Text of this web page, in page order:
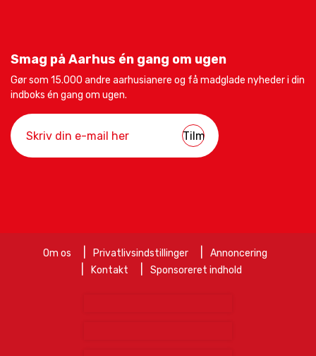
Smag på Aarhus én gang om ugen
Gør som 15.000 andre aarhusianere og få madglade nyheder i din
indboks én gang om ugen.
Om os Privatlivsindstillinger
Annoncering
Kontakt
Sponsoreret indhold